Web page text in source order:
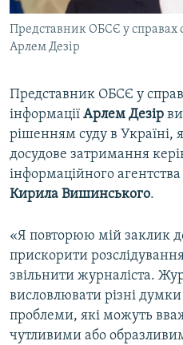
УКРАЇНСЬКА ПРОБЛЕМА КРИМУ
ІНФОГРАФІКА
ДОЛУЧАЙСЯ!
Усі сайти RFE/RL
Представник ОБСЄ у справах
Арлем Дезір
Представник ОБСЄ у
інформації Арлем Дезір
рішенням суду в Україні,
досудове затримання
інформаційного
Кирила Вишинського.
«Я повторюю мій заклик
прискорити
звільнити журналіста.
висловлювати різні думки
проблеми, які можуть
чутливими або